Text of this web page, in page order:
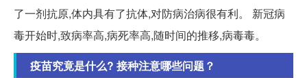
了一剂抗原,体内具有了抗体,对防病治病很有利。 新冠病
毒开始时,致病率高,病死率高,随时间的推移,病毒毒。
疫苗究竟是什么? 接种注意哪些问题？